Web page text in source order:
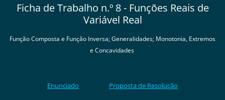
Ficha de Trabalho n.º 8 - Funções Reais de
Variável Real
Função Composta e Função Inversa; Generalidades; Monotonia, Extremos
e Concavidades
Enunciado Proposta de Resolução